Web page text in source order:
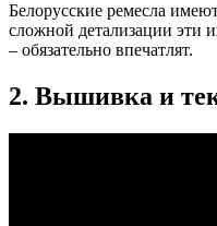
Белорусские ремесла
сложной детализации эти
– обязательно впечатлят.
2. Вышивка и